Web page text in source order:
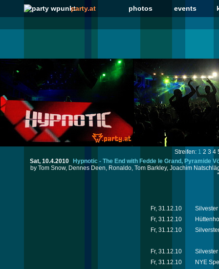
party.at photos events
Streifen: 1 2 3 4
Sat, 10.4.2010
Hypnotic - The End with Fedde le Grand, Pyramide
by Tom Snow, Dennes Deen, Ronaldo, Tom Barkley, Joachim
Fr, 31.12.10
Fr, 31.12.10
Fr, 31.12.10
Fr, 31.12.10
Fr, 31.12.10
NYE